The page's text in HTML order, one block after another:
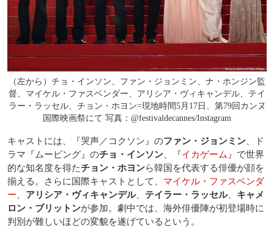
（左から）チョ・インソン、ファン・ジョンミン、ナ・ホンジン監
督、マイケル・ファスベンダー、アリシア・ヴィキャンデル、テイ
ラー・ラッセル、チョン・ホヨン=現地時間5月17日、第79回カンヌ
国際映画祭にて 写真：@festivaldecannes/Instagram
キャストには、『哭声／コクソン』のファン・ジョンミン、ド
ラマ『ムービング』のチョ・インソン、『イカゲーム』で世界
的な知名度を得たチョン・ホヨンら韓国を代表する俳優が顔を
揃える。さらに国際キャストとして、 マイケル・ファスベンダ
ー、 アリシア・ヴィキャンデル、 テイラー・ラッセル、 キャメ
ロン・ブリットンが参加。劇中では、海外俳優陣が初登場時に
判別が難しいほどの変貌を遂げているという。